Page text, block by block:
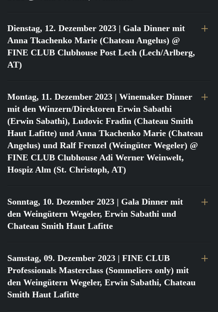
Dienstag, 12. Dezember 2023 | Gala Dinner mit
Anna Tkachenko Marie (Chateau Angelus) @
FINE CLUB Clubhouse Post Lech (Lech/Arlberg,
AT)
Montag, 11. Dezember 2023 | Winemaker Dinner
mit den Winzern/Direktoren Erwin Sabathi
(Erwin Sabathi), Ludovic Fradin (Chateau Smith
Haut Lafitte) und Anna Tkachenko Marie (Chateau
Angelus) und Ralf Frenzel (Weingüter Wegeler) @
FINE CLUB Clubhouse Adi Werner Weinwelt,
Hospiz Alm (St. Christoph, AT)
Sonntag, 10. Dezember 2023 | Gala Dinner mit
den Weingütern Wegeler, Erwin Sabathi und
Chateau Smith Haut Lafitte
Samstag, 09. Dezember 2023 | FINE CLUB
Professionals Masterclass (Sommeliers only) mit
den Weingütern Wegeler, Erwin Sabathi, Chateau
Smith Haut Lafitte